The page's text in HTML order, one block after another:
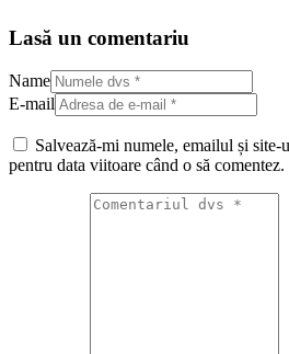
Lasă un comentariu
Name
E-mail
Salvează-mi numele, emailul și
pentru data viitoare când o să comentez.